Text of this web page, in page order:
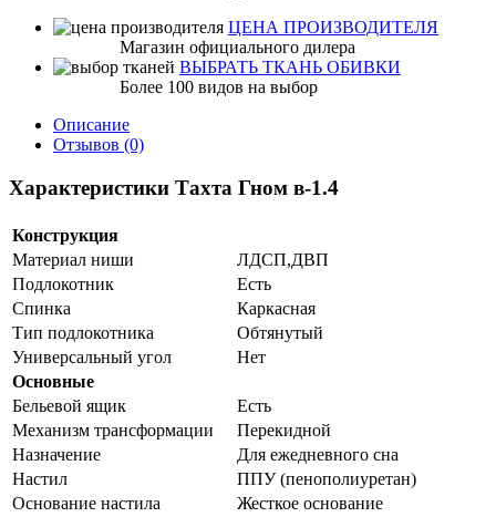
ЦЕНА ПРОИЗВОДИТЕЛЯ
Магазин официального дилера
ВЫБРАТЬ ТКАНЬ ОБИВКИ
Более 100 видов на выбор
Описание
Отзывов (0)
Характеристики Тахта Гном в-1.4
Конструкция
Материал ниши
ЛДСП,ДВП
Подлокотник
Есть
Спинка
Каркасная
Тип подлокотника
Обтянутый
Универсальный угол
Нет
Основные
Бельевой ящик
Есть
Механизм трансформации
Перекидной
Назначение
Для ежедневного сна
Настил
ППУ (пенополиуретан)
Основание настила
Жесткое основание